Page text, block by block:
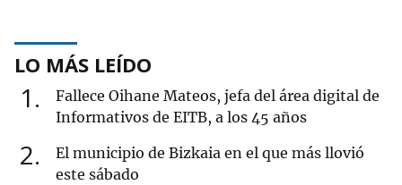
LO MÁS LEÍDO
1
Fallece Oihane Mateos, jefa del área digital de
Informativos de EITB, a los 45 años
2
El municipio de Bizkaia en el que más llovió
este sábado